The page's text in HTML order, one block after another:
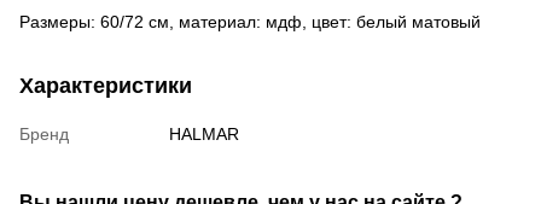
Размеры: 60/72 см, материал: мдф, цвет: белый матовый
Характеристики
Бренд HALMAR